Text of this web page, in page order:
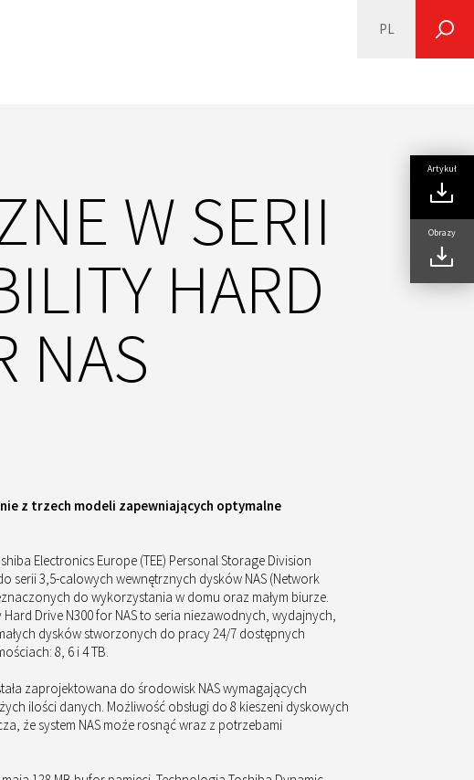
PL
W SERII
HARD
NAS
Artykuł
Obrazy
z trzech modeli zapewniających optymalne
Electronics Europe (TEE) Personal Storage Division
serii 3,5-calowych wewnętrznych dysków NAS (Network
do wykorzystania w domu oraz małym biurze.
Hard Drive N300 for NAS to seria niezawodnych, wydajnych,
dysków stworzonych do pracy 24/7 dostępnych
8, 6 i 4 TB.
zaprojektowana do środowisk NAS wymagających
ilości danych. Możliwość obsługi do 8 kieszeni dyskowych
że system NAS może rosnąć wraz z potrzebami